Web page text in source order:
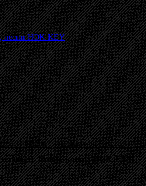
песни HOK-KEY
"data-ad-slot" =>
песен. Песни, клипы HOK-KEY